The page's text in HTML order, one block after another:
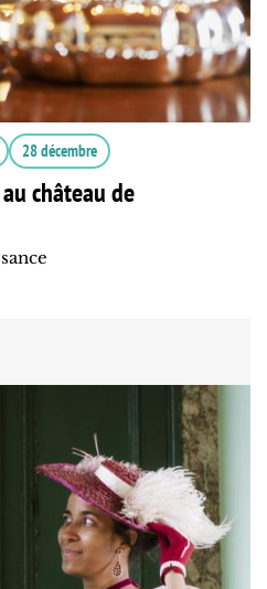
28 décembre
au château de